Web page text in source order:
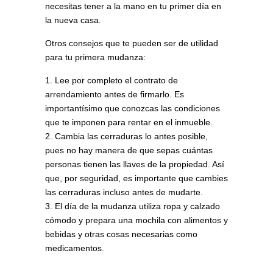
necesitas tener a la mano en tu primer día en
la nueva casa.
Otros consejos que te pueden ser de utilidad
para tu primera mudanza:
Lee por completo el contrato de
arrendamiento antes de firmarlo. Es
importantísimo que conozcas las condiciones
que te imponen para rentar en el inmueble.
Cambia las cerraduras lo antes posible,
pues no hay manera de que sepas cuántas
personas tienen las llaves de la propiedad. Así
que, por seguridad, es importante que cambies
las cerraduras incluso antes de mudarte.
El día de la mudanza utiliza ropa y calzado
cómodo y prepara una mochila con alimentos y
bebidas y otras cosas necesarias como
medicamentos.